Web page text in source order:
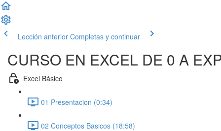
Lección anterior Completas y continuar
CURSO EN EXCEL DE 0 A
Excel Básico
01 Presentacion (0:34)
02 Conceptos Basicos (18:58)